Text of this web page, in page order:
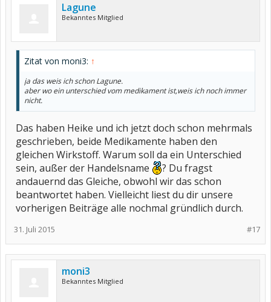
Lagune
Bekanntes Mitglied
Zitat von moni3: ↑
ja das weis ich schon Lagune.
aber wo ein unterschied vom medikament ist,weis ich noch immer
nicht.
Das haben Heike und ich jetzt doch schon mehrmals
geschrieben, beide Medikamente haben den
gleichen Wirkstoff. Warum soll da ein Unterschied
sein, außer der Handelsname
? Du fragst
andauernd das Gleiche, obwohl wir das schon
beantwortet haben. Vielleicht liest du dir unsere
vorherigen Beiträge alle nochmal gründlich durch.
#17
31. Juli 2015
moni3
Bekanntes Mitglied